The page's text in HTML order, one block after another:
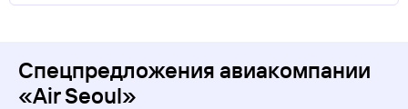
Спецпредложения авиакомпании
«Air Seoul»